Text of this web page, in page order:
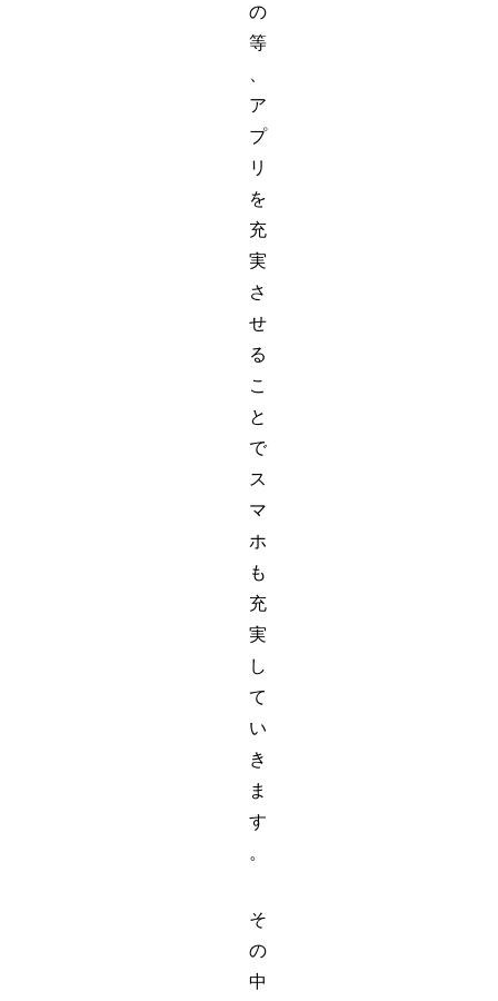
の
等
ア
プ
リ
を
充
実
さ
せ
る
こ
と
で
ス
マ
ホ
も
充
実
し
て
い
き
ま
す
。
そ
の
中